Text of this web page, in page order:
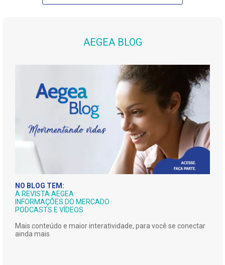
AEGEA BLOG
NO BLOG TEM:
A REVISTA AEGEA
INFORMAÇÕES DO MERCADO
PODCASTS E VÍDEOS
Mais conteúdo e maior interatividade, para você se conectar
ainda mais.